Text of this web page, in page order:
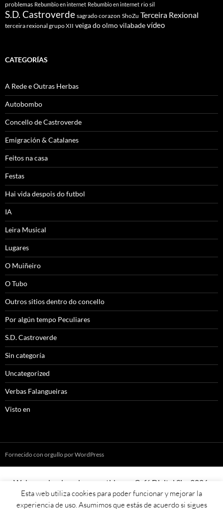
problemas Rebumbio en internet Rebumbio en internet rio sil
S.D. Castroverde sagrado corazon ShoZu Terceira Rexional
terceira rexional grupo XII veiga do olmovilabadevídeo
CATEGORÍAS
A Rede e Outras Herbas
Autobombo
Concello de Castroverde
Emigración & Catalanes
Feitos na casa
Festas
Hai vida despois do futbol
IA
Leira Musical
Lugares
O Muiñeiro
O Tubo
Outros sitios dentro do concello
Por algún tempo Peculiares
S.D. Castroverde
Sin categoría
Uncategorized
Verbas Falangueiras
Visto en
Fornecido con orgullo por WordPress
Web creada, aloxada e mantida por Café Dixital SL - 2026.
Visítanos en https://cafedixital.comou ponte en contacto con
nos eninfo@cafedixital.com.
Esta web utiliza cookies para poder funcionar y mejorar la
experiencia de uso. Asumimos que estás de acuerdo si sigues